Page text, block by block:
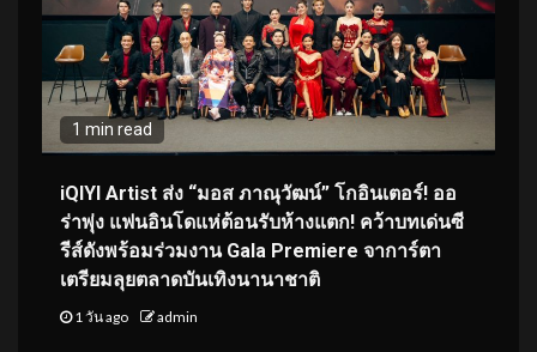
1 min read
iQIYI Artist ส่ง “มอส ภาณุวัฒน์” โกอินเตอร์! ออ
ร่าพุ่ง แฟนอินโดแห่ต้อนรับห้างแตก! คว้าบทเด่นซี
รีส์ดังพร้อมร่วมงาน Gala Premiere จาการ์ตา
เตรียมลุยตลาดบันเทิงนานาชาติ
1 วัน ago admin